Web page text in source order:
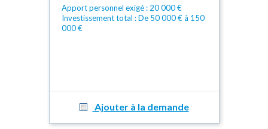
Apport personnel exigé : 20 000 €
Investissement total : De 50 000 € à 150
000 €
Ajouter à la demande